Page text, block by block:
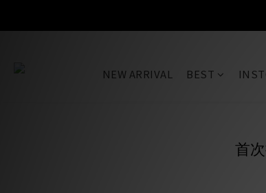
NEW ARRIVAL BEST
首